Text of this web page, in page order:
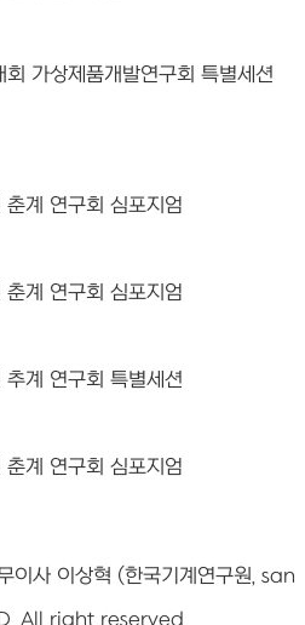
가상제품개발연구회 특별세션
계 연구회 심포지엄
계 연구회 심포지엄
계 연구회 특별세션
계 연구회 심포지엄
이사 이상혁 (한국기계연구원, san
All right reserved.